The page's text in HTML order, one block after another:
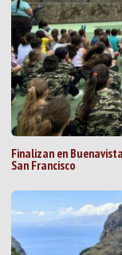
Finalizan en
San Francisco